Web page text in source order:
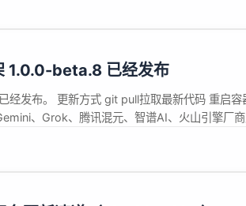
1.0.0-beta.8 已经发布
发布。 更新方式 git pull拉取最新代码 重启
、Grok、腾讯混元、智谱AI、火山引擎厂
未...